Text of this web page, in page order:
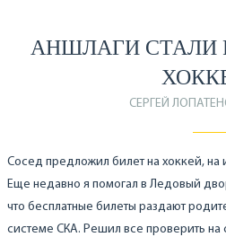
АНШЛАГИ СТАЛИ
СЕРГЕЙ
Сосед предложил билет на хоккей, на
Еще недавно я помогал в Ледовый
что бесплатные билеты раздают
системе СКА. Решил все проверить на